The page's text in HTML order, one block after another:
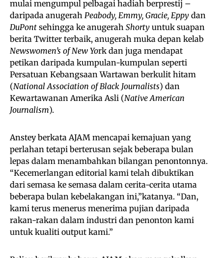
mulai mengumpul pelbagai hadiah berprestij –
daripada anugerah Peabody, Emmy, Gracie, Eppy dan
DuPont sehingga ke anugerah Shorty untuk suapan
berita Twitter terbaik, anugerah muka depan kelab
Newswomen’s of New York dan juga mendapat
petikan daripada kumpulan-kumpulan seperti
Persatuan Kebangsaan Wartawan berkulit hitam
(National Association of Black Journalists) dan
Kewartawanan Amerika Asli (Native American
Journalism).
Anstey berkata AJAM mencapai kemajuan yang
perlahan tetapi berterusan sejak beberapa bulan
lepas dalam menambahkan bilangan penontonnya.
“Kecemerlangan editorial kami telah dibuktikan
dari semasa ke semasa dalam cerita-cerita utama
beberapa bulan kebelakangan ini,”katanya. “Dan,
kami terus menerus menerima pujian daripada
rakan-rakan dalam industri dan penonton kami
untuk kualiti output kami.”